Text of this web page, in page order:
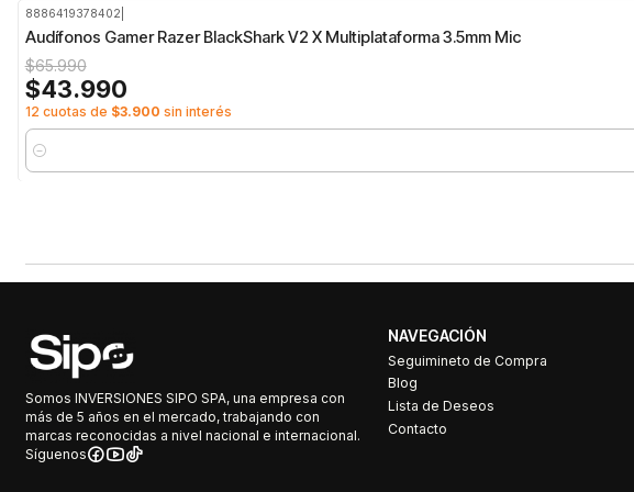
8886419378402
Audífonos Gamer Razer BlackShark V2 X Multiplataforma 3.5mm Mic
$65.990
$43.990
12 cuotas de $3.900 sin interés
Cantidad
Somos INVERSIONES SIPO SPA, una empresa con
más de 5 años en el mercado, trabajando con
marcas reconocidas a nivel nacional e internacional.
Síguenos
NAVEGACIÓN
Seguimineto de Compra
Blog
Lista de Deseos
Contacto